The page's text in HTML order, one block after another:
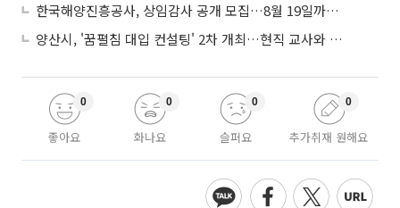
한국해양진흥공사, 상임감사 공개 모집…8월 19일까지 접수
양산시, '꿈펼침 대입 컨설팅' 2차 개최…현직 교사와 1대1 맞춤 입시전략
좋아요
0
화나요
0
슬퍼요
0
추가취재 원해요
0